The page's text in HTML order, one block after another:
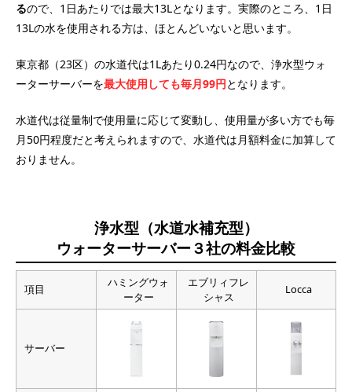
るので、1日あたりでは最大13Lとなります。実際のところ、1日
13Lの水を使用される方は、ほとんどいないと思います。
東京都（23区）の水道代は1Lあたり0.24円なので、浄水型ウォ
ーターサーバーを最大使用しても毎月99円となります。
水道代は従量制で使用量に応じて変動し、使用量が多い方でも毎
月50円程度だと考えられますので、水道代は月額料金に加算して
おりません。
浄水型（水道水補充型）
ウォーターサーバー３社の料金比較
項目
ハミングウォ
ーター
エブリィフレ
シャス
Locca
サーバー